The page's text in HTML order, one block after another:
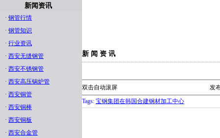
新闻资讯
· 钢管行情
· 钢管知识
· 行业资讯
· 西安无缝钢管
· 西安不锈钢管
· 西安高压锅炉管
· 西安铜管
· 西安铜棒
· 西安铜板
· 西安合金管
新 闻 资 讯
双击自动滚屏
发
Tags: 宝钢集团在韩国合建钢材加工中心